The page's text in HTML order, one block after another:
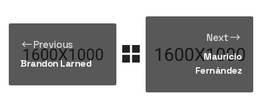
Previous
Brandon Larned
Next
Mauricio
Fernández